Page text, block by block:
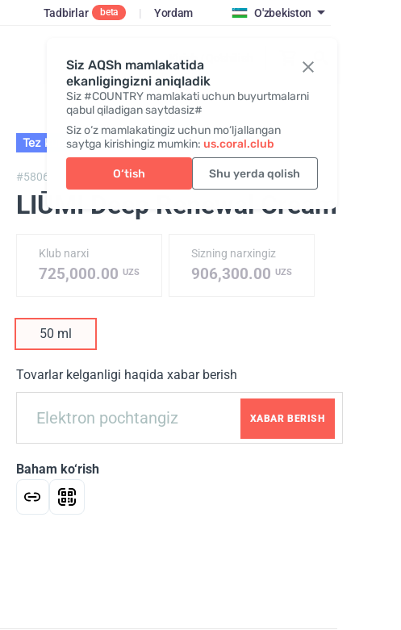
Siz AQSh mamlakatida
ekanligingizni aniqladik
Siz #COUNTRY mamlakati uchun buyurtmalarni
qabul qiladigan saytdasiz#
Siz o‘z mamlakatingiz uchun mo‘ljallangan
saytga kirishingiz mumkin: us.coral.club
O‘tish Shu yerda qolish
Tadbirlar beta | Yordam O'zbekiston
Kirish / Qo‘shilish
Tez kunda sotuvga chiqadi NEW
#5806, LIŪMI Deep Renewal Cream
LIŪMI Deep Renewal Cream
Klub narxi
725,000.00 UZS
Sizning narxingiz
906,300.00 UZS
50 ml
Tovarlar kelganligi haqida xabar berish
XABAR BERISH
Baham ko‘rish